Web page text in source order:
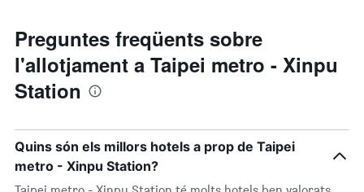
Preguntes freqüents sobre
l'allotjament a Taipei metro - Xinpu
Station
Quins són els millors hotels a prop de Taipei
metro - Xinpu Station?